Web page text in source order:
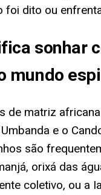
foi dito ou
sonhar
mundo
de matriz
e o
são
orixá das
coletivo, ou a